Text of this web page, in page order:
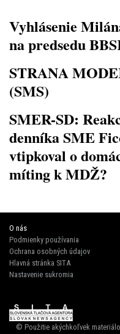
Vyhlásenie
na predsedu
STRANA
(SMS)
SMER-SD:
denníka SME
vtipkoval o
míting k MDŽ?
O nás
Podmienky používania
Ochrana osobných údajov
Hlavná stránka SITA
Nastavenie sukromia
© Použitie akýchkoľvek